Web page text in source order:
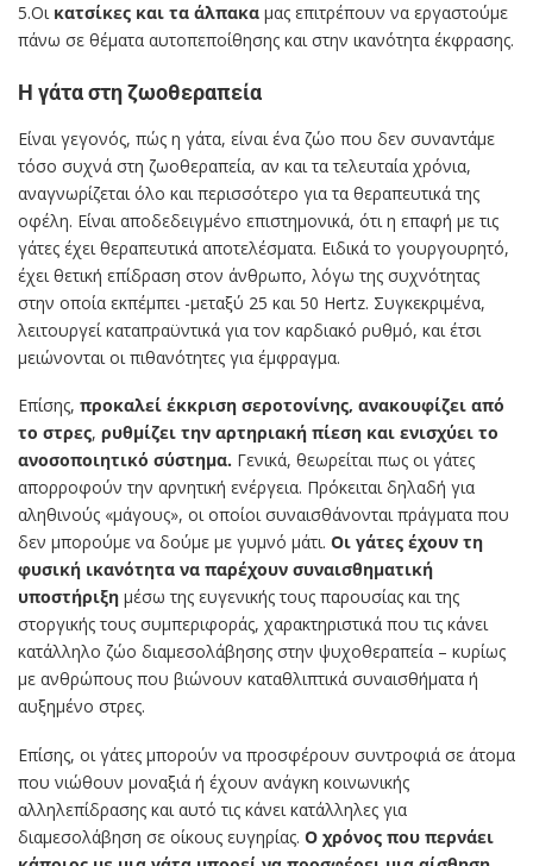
5.Οι κατσίκες και τα άλπακα μας επιτρέπουν να εργαστούμε
πάνω σε θέματα αυτοπεποίθησης και στην ικανότητα έκφρασης.
Η γάτα στη ζωοθεραπεία
Είναι γεγονός, πώς η γάτα, είναι ένα ζώο που δεν συναντάμε
τόσο συχνά στη ζωοθεραπεία, αν και τα τελευταία χρόνια,
αναγνωρίζεται όλο και περισσότερο για τα θεραπευτικά της
οφέλη. Είναι αποδεδειγμένο επιστημονικά, ότι η επαφή με τις
γάτες έχει θεραπευτικά αποτελέσματα. Ειδικά το γουργουρητό,
έχει θετική επίδραση στον άνθρωπο, λόγω της συχνότητας
στην οποία εκπέμπει -μεταξύ 25 και 50 Hertz. Συγκεκριμένα,
λειτουργεί καταπραϋντικά για τον καρδιακό ρυθμό, και έτσι
μειώνονται οι πιθανότητες για έμφραγμα.
Επίσης, προκαλεί έκκριση σεροτονίνης, ανακουφίζει από
το στρες, ρυθμίζει την αρτηριακή πίεση και ενισχύει το
ανοσοποιητικό σύστημα. Γενικά, θεωρείται πως οι γάτες
απορροφούν την αρνητική ενέργεια. Πρόκειται δηλαδή για
αληθινούς «μάγους», οι οποίοι συναισθάνονται πράγματα που
δεν μπορούμε να δούμε με γυμνό μάτι. Οι γάτες έχουν τη
φυσική ικανότητα να παρέχουν συναισθηματική
υποστήριξη μέσω της ευγενικής τους παρουσίας και της
στοργικής τους συμπεριφοράς, χαρακτηριστικά που τις κάνει
κατάλληλο ζώο διαμεσολάβησης στην ψυχοθεραπεία – κυρίως
με ανθρώπους που βιώνουν καταθλιπτικά συναισθήματα ή
αυξημένο στρες.
Επίσης, οι γάτες μπορούν να προσφέρουν συντροφιά σε άτομα
που νιώθουν μοναξιά ή έχουν ανάγκη κοινωνικής
αλληλεπίδρασης και αυτό τις κάνει κατάλληλες για
διαμεσολάβηση σε οίκους ευγηρίας. Ο χρόνος που περνάει